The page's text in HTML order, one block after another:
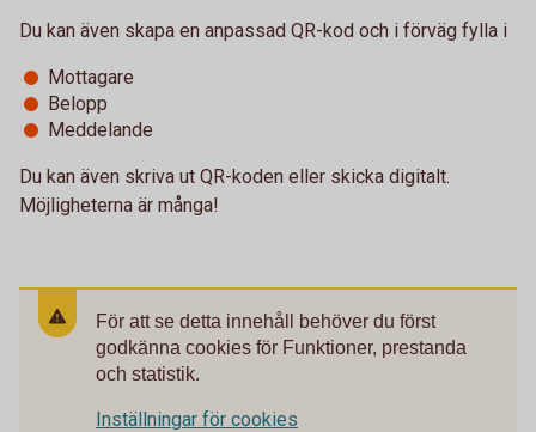
Du kan även skapa en anpassad QR-kod och i förväg fylla i
Mottagare
Belopp
Meddelande
Du kan även skriva ut QR-koden eller skicka digitalt.
Möjligheterna är många!
För att se detta innehåll behöver du först
godkänna cookies för Funktioner, prestanda
och statistik.
Inställningar för cookies